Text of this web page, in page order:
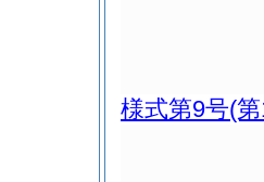
様式第9号(